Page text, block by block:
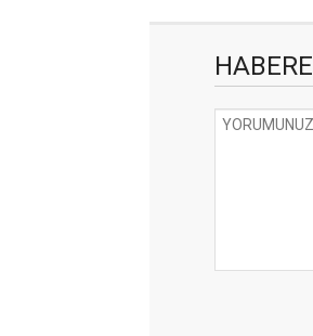
HABERE